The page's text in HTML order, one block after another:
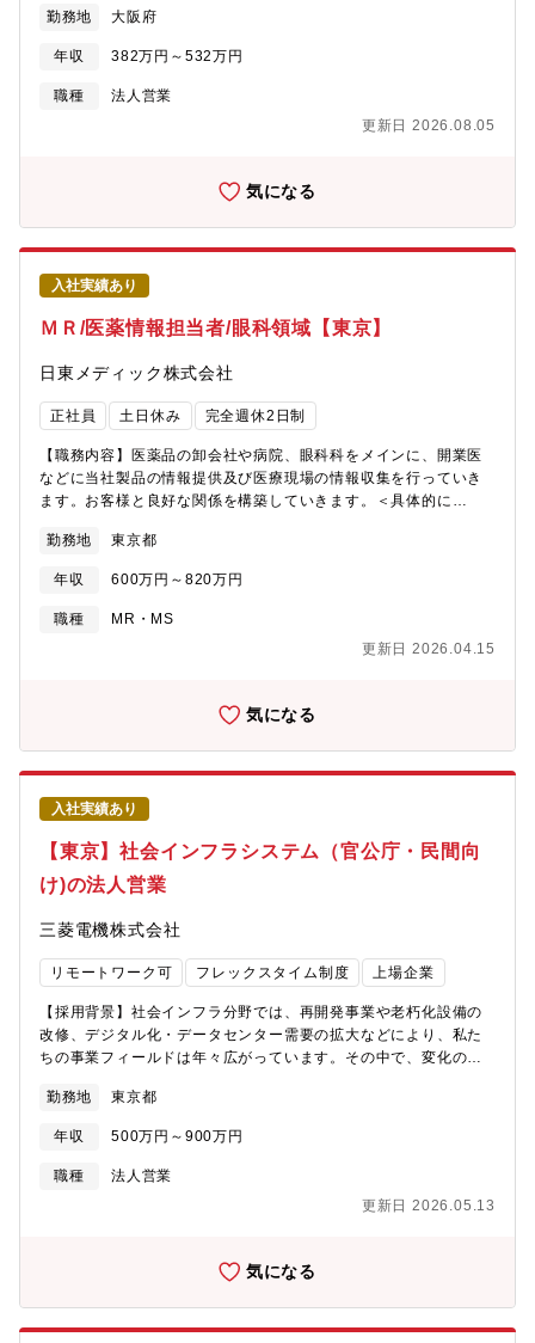
確かな技術力・豊富な納入実績・長期信頼性・手厚いアフターサ
り、安定した事業基盤の中で挑戦できる環境があります。【就業
程度）・若手からベテランまで幅広く在籍しており、相談しやす
い雰囲気・経験を積みながら、安心して成長できる職場です【キ
テップアップが可能■海外市場を対象とした営業部門へのキャリア
術動向に触れられる■顧客・協力会社・社内技術部門など幅広いネ
に見える成果につながる
先回りとなります。※システムや業界に関する知識は不要です。
入社後に身に付けられます。「働き方改革関連認定企業」えるぼ
し・くるみん認定。
勤務地 大阪府
年収 382万円～532万円
職種
法人営業
更新日 2026.08.05
気になる
入社実績あり
ＭＲ/医薬情報担当者/眼科領域【東京】
日東メディック株式会社
正社員 土日休み 完全週休2日制
【職務内容】医薬品の卸会社や病院、眼科科をメインに、開業医
などに当社製品の情報提供及び医療現場の情報収集を行っていき
ます。お客様と良好な関係を構築していきます。＜具体的に
す。 スケジュールの立て方は裁量にお任せしています。■1件のお
客様への対応頻度は月2～3回程度。お客様に合わせた対応で信頼
関係を構築していきます。地域の眼科医療について考えられる方
は当社の営業スタイルに合います。※担当エリアの会議を月1回行
当先は墨田区、北区、中央区等を予定
勤務地 東京都
年収 600万円～820万円
職種
MR・MS
更新日 2026.04.15
気になる
入社実績あり
【東京】社会インフラシステム（官公庁・民間向
け)の法人営業
三菱電機株式会社
リモートワーク可 フレックスタイム制度 上場企業
【採用背景】社会インフラ分野では、再開発事業や老朽化設備の
改修、デジタル化・データセンター需要の拡大などにより、私た
ちの事業フィールドは年々広がっています。その中で、変化のス
求めています。今回は即戦力として活躍いただける方はもちろ
ん、これから成長して「次世代の中心メンバー」となっていただ
ける方を歓迎します。【業務内容】官公庁から民間企業（不動
産・金融・通信・データセンター・教育・医療機関など）まで、
用発電・監視設備等）の営業を担当いただきます。顧客と直接向
ョンです。具体的に：・顧客の課題や将来ニーズを把握し、当社
製品・技術・ソリューションを組み合わせた提案・商談活動を実
施・設計事務所・ゼネコン・サブコンなど幅広いパートナーとの
協業・契約締結から納入までの一連業務（社内技術部門と連携し
勤務地 東京都
年収 500万円～900万円
職種
法人営業
更新日 2026.05.13
気になる